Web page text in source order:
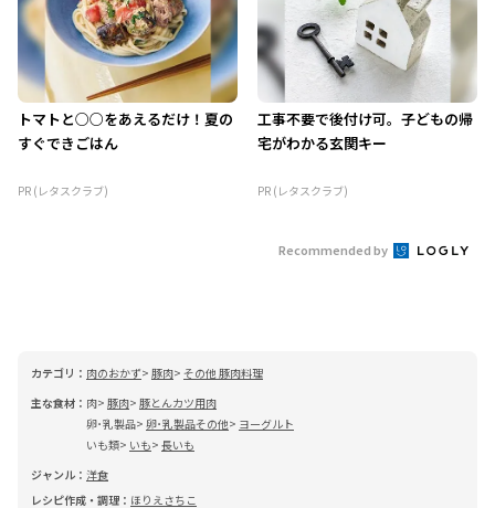
トマトと○○をあえるだけ！夏の
すぐできごはん
PR (レタスクラブ)
工事不要で後付け可。子どもの帰
宅がわかる玄関キー
PR (レタスクラブ)
Recommended by
カテゴリ： 肉のおかず 豚肉 その他 豚肉料理
主な食材： 肉 豚肉 豚とんカツ用肉
卵･乳製品 卵･乳製品その他
ヨーグルト
いも類
いも
長いも
ジャンル： 洋食
レシピ作成・調理： ほりえさちこ